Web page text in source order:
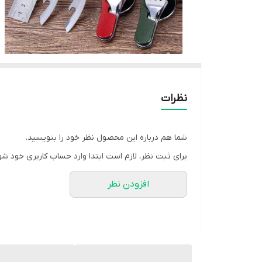
نظرات
شما هم درباره این محصول نظر خود را بنویسید.
برای ثبت نظر، لازم است ابتدا وارد حساب کاربری خود
افزودن نظر